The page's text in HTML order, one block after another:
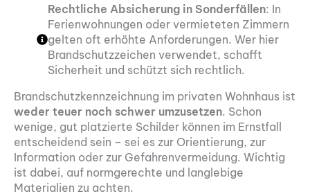
Rechtliche Absicherung in Sonderfällen: In
Ferienwohnungen oder vermieteten Zimmern
gelten oft erhöhte Anforderungen. Wer hier
Brandschutzzeichen verwendet, schafft
Sicherheit und schützt sich rechtlich.
Brandschutzkennzeichnung im privaten Wohnhaus ist
weder teuer noch schwer umzusetzen. Schon
wenige, gut platzierte Schilder können im Ernstfall
entscheidend sein – sei es zur Orientierung, zur
Information oder zur Gefahrenvermeidung. Wichtig
ist dabei, auf normgerechte und langlebige
Materialien zu achten.